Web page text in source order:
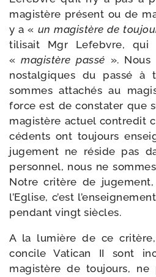
magis­tère pré­sent ou de
y a « un magis­tère de
ti­li­sait Mgr Lefebvre, qui
«magis­tère pas­sé ». Nous
nos­tal­giques du pas­sé à
sommes atta­chés au
force est de consta­ter que
magis­tère actuel contre­dit
cé­dents ont tou­jours
juge­ment ne réside pas
per­son­nel, nous ne
Notre cri­tère de juge­ment,
l’Eglise, c’est
pen­dant vingt siècles.
A la lumière de ce
concile Vatican II sont
magis­tère de tou­jours, ne